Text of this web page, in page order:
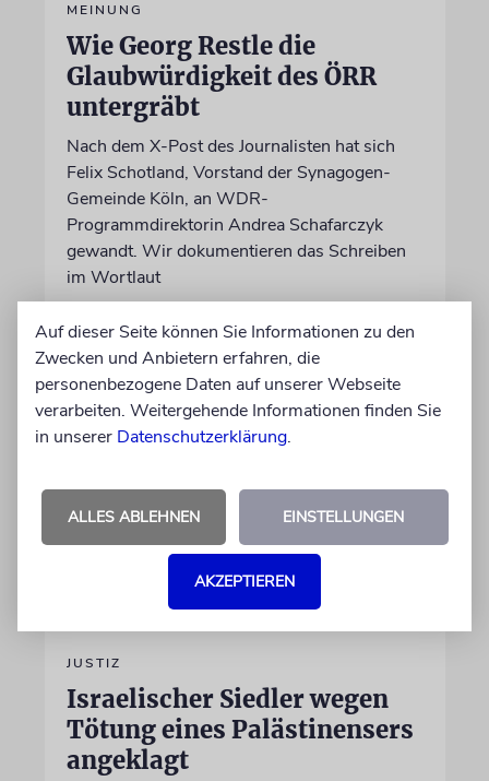
MEINUNG
Wie Georg Restle die
Glaubwürdigkeit des ÖRR
untergräbt
Nach dem X-Post des Journalisten hat sich
Felix Schotland, Vorstand der Synagogen-
Gemeinde Köln, an WDR-
Programmdirektorin Andrea Schafarczyk
gewandt. Wir dokumentieren das Schreiben
im Wortlaut
von Felix Schotland
07.08.2026
JUSTIZ
Israelischer Siedler wegen
Tötung eines Palästinensers
angeklagt
Auf dieser Seite können Sie Informationen zu den
Zwecken und Anbietern erfahren, die
personenbezogene Daten auf unserer Webseite
verarbeiten. Weitergehende Informationen finden Sie
in unserer Datenschutzerklärung.
ALLES ABLEHNEN EINSTELLUNGEN
AKZEPTIEREN